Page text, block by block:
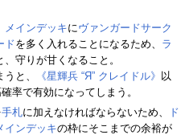
メインデッキにヴァンガードサーク
ドを多く入れることになるため、 ラ
守りが甘くなること。
と、 《星輝兵 “Я” クレイドル》 以
率で有効になってしまう。
手札に加えなければならないため、
ド
インデッキの枠にそこまでの余裕が